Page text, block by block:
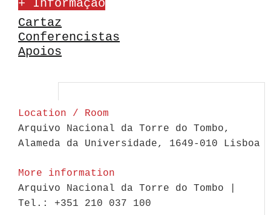
+ Informação
Cartaz
Conferencistas
Apoios
Location / Room
Arquivo Nacional da Torre do Tombo,
Alameda da Universidade, 1649-010 Lisboa
More information
Arquivo Nacional da Torre do Tombo |
Tel.: +351 210 037 100